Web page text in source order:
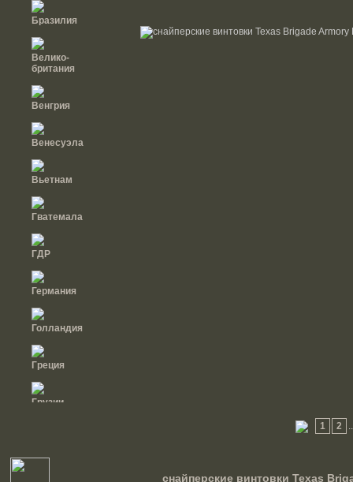
Бразилия
Велико-
британия
Венгрия
Венесуэла
Вьетнам
Гватемала
ГДР
Германия
Голландия
Греция
Грузии
1 2
снайперские винтовки Texas